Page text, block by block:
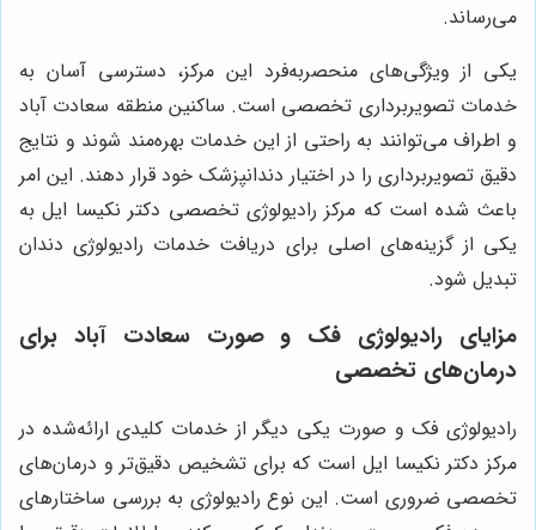
می‌رساند.
یکی از ویژگی‌های منحصربه‌فرد این مرکز، دسترسی آسان به
خدمات تصویربرداری تخصصی است. ساکنین منطقه سعادت آباد
و اطراف می‌توانند به راحتی از این خدمات بهره‌مند شوند و نتایج
دقیق تصویربرداری را در اختیار دندانپزشک خود قرار دهند. این امر
باعث شده است که مرکز رادیولوژی تخصصی دکتر نکیسا ایل به
یکی از گزینه‌های اصلی برای دریافت خدمات رادیولوژی دندان
تبدیل شود.
مزایای رادیولوژی فک و صورت سعادت آباد برای
درمان‌های تخصصی
رادیولوژی فک و صورت یکی دیگر از خدمات کلیدی ارائه‌شده در
مرکز دکتر نکیسا ایل است که برای تشخیص دقیق‌تر و درمان‌های
تخصصی ضروری است. این نوع رادیولوژی به بررسی ساختارهای